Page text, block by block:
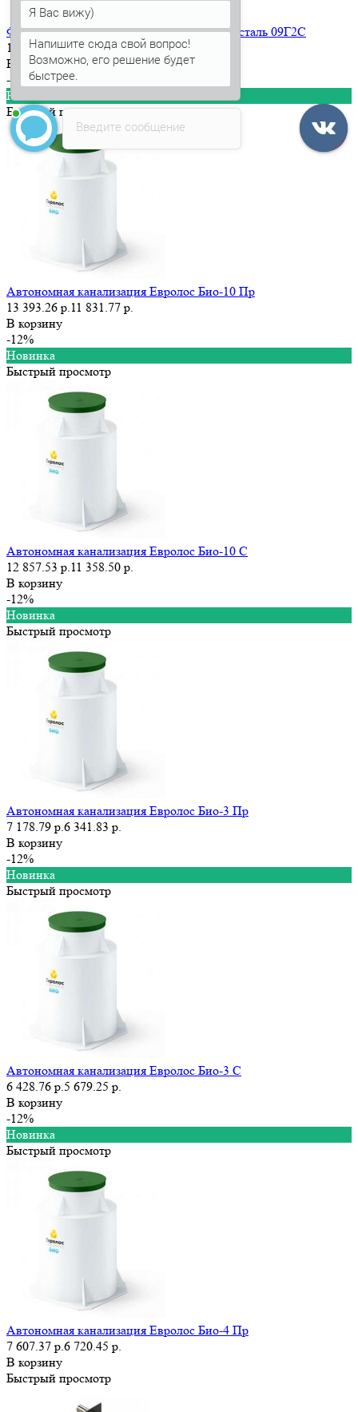
Фланец плоский 1-100-16 ГОСТ 12820-80 сталь 09Г2С
194.50 р.165.33 р.
В корзину
-12%
Новинка
Быстрый просмотр
Автономная канализация Евролос Био-10 Пр
13 393.26 р.11 831.77 р.
В корзину
-12%
Новинка
Быстрый просмотр
Автономная канализация Евролос Био-10 С
12 857.53 р.11 358.50 р.
В корзину
-12%
Новинка
Быстрый просмотр
Автономная канализация Евролос Био-3 Пр
7 178.79 р.6 341.83 р.
В корзину
-12%
Новинка
Быстрый просмотр
Автономная канализация Евролос Био-3 С
6 428.76 р.5 679.25 р.
В корзину
-12%
Новинка
Быстрый просмотр
Автономная канализация Евролос Био-4 Пр
7 607.37 р.6 720.45 р.
В корзину
Быстрый просмотр
Введите сообщение
Я Вас вижу)
Напишите сюда свой вопрос!
Возможно, его решение будет
быстрее.